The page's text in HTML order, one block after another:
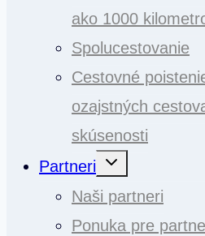
ako 1000
Spolucestovanie
Cestovné
ozajstných
skúsenosti
Partneri
Toggle
Naši partneri
Ponuka pre